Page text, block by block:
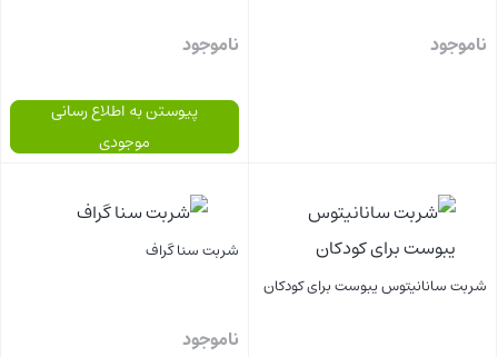
ناموجود ناموجود
پیوستن به اطلاع رسانی
موجودی
شربت سانانیتوس یبوست برای کودکان
شربت سنا گراف
ناموجود